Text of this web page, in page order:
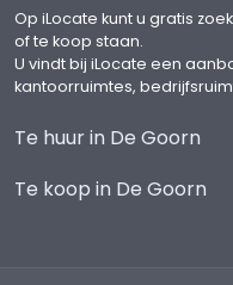
Op iLocate kunt u gratis
of te koop staan.
U vindt bij iLocate een
kantoorruimtes,
Te huur in De Goorn
Te koop in De Goorn